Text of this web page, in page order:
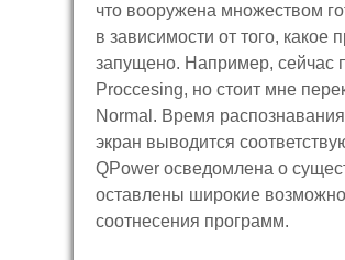
что вооружена множеством
в зависимости от того, какое
запущено. Например, сейчас
Proccesing, но стоит мне
Normal. Время
экран выводится
QPower осведомлена о
оставлены широкие
соотнесения программ.